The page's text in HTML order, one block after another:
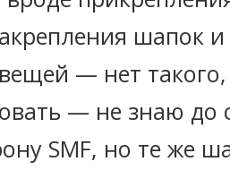
шапок
— нет такого,
— не знаю до
SMF, но те же